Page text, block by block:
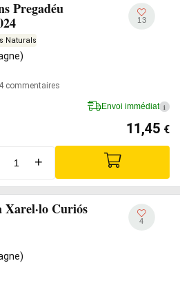
Pregadéu
Naturals
4 commentaires
13
Envoi immédiat i
11,45 €
+
Xarel·lo Curiós
4